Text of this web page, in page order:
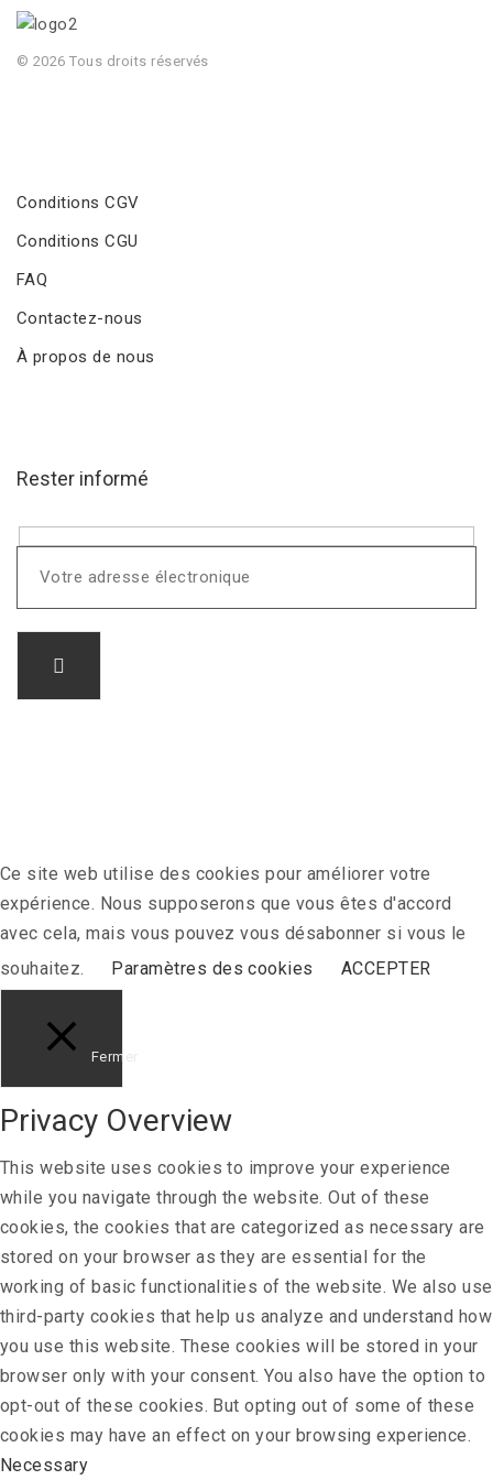
© 2026 Tous droits réservés
Conditions CGV
Conditions CGU
FAQ
Contactez-nous
À propos de nous
Rester informé
Ce site web utilise des cookies pour améliorer votre
expérience. Nous supposerons que vous êtes d'accord
avec cela, mais vous pouvez vous désabonner si vous le
souhaitez.
Paramètres des cookies ACCEPTER
Fermer
Privacy Overview
This website uses cookies to improve your experience
while you navigate through the website. Out of these
cookies, the cookies that are categorized as necessary are
stored on your browser as they are essential for the
working of basic functionalities of the website. We also use
third-party cookies that help us analyze and understand how
you use this website. These cookies will be stored in your
browser only with your consent. You also have the option to
opt-out of these cookies. But opting out of some of these
cookies may have an effect on your browsing experience.
Necessary